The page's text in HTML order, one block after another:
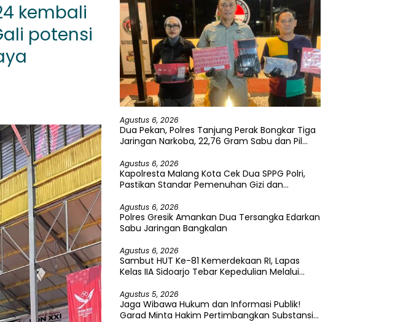
kembali
potensi
Agustus 6, 2026
Dua Pekan, Polres Tanjung Perak Bongkar Tiga
Jaringan Narkoba, 22,76 Gram Sabu dan Pil
Agustus 6, 2026
Kapolresta Malang Kota Cek Dua SPPG Polri,
Pastikan Standar Pemenuhan Gizi dan
Agustus 6, 2026
Polres Gresik Amankan Dua Tersangka Edarkan
Sabu Jaringan Bangkalan
Agustus 6, 2026
Sambut HUT Ke-81 Kemerdekaan RI, Lapas
Kelas IIA Sidoarjo Tebar Kepedulian Melalui
Agustus 5, 2026
Jaga Wibawa Hukum dan Informasi Publik!
Garad Minta Hakim Pertimbangkan Substansi